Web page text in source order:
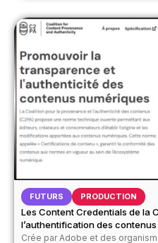
FUTURS PRODUCTION
Les Content Credentials de la
l’authentification des
Crée par Adobe et des